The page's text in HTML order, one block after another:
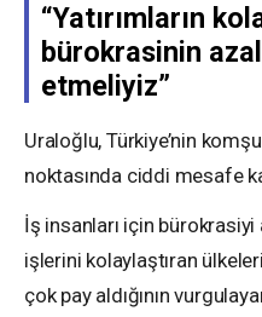
“Yatırımların
bürokrasinin
etmeliyiz”
Uraloğlu, Türkiye’nin
noktasında ciddi mesafe
İş insanları için bürokrasiyi
işlerini kolaylaştıran
çok pay aldığının